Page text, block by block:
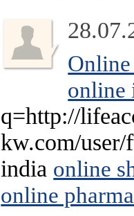
online
q=http://
kw.com/user/
india online
online